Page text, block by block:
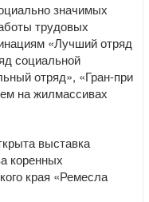
значимых
трудовых
«Лучший отряд
социальной
отряд», «Гран-при
на жилмассивах
выставка
коренных
края «Ремесла